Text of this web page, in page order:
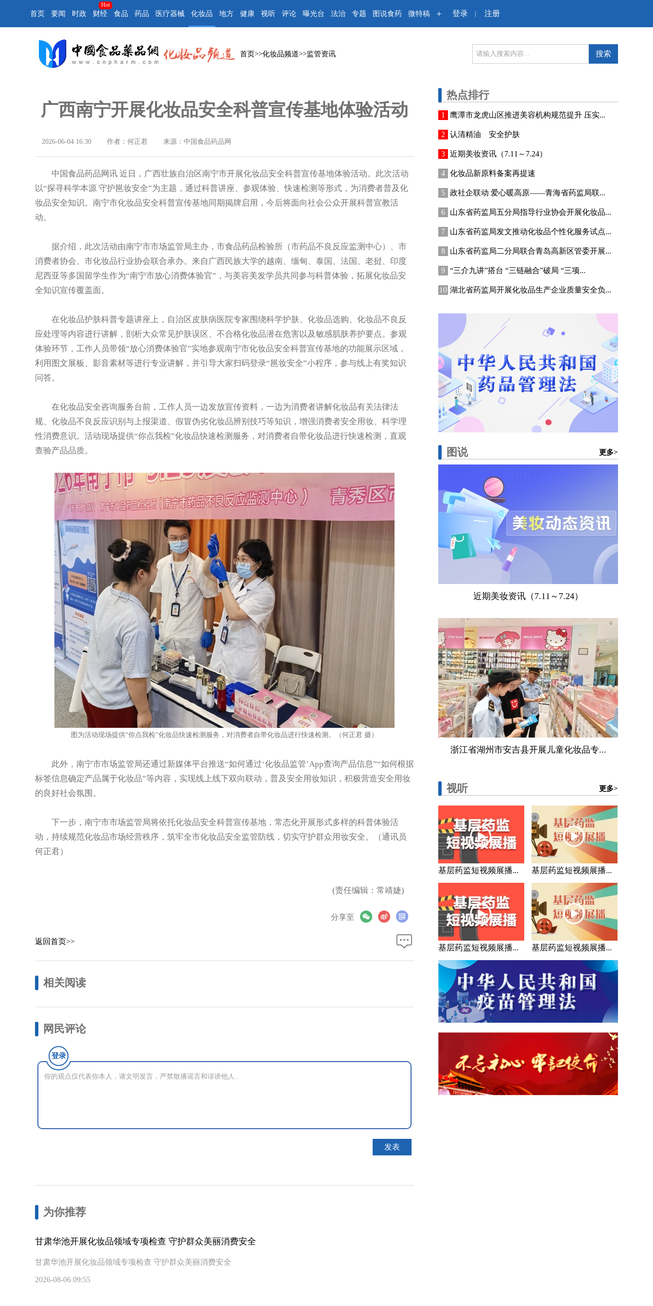
首页 要闻 时政 财经
Hot
食品 药品 医疗器械 化妆品 地方 健康 视听 评论 曝光台 法治 专题 图说食药 微特稿 + 登录 | 注册
首页>>化妆品频道>>监管资讯 搜索
广西南宁开展化妆品安全科普宣传基地体验活动
2026-06-04 16:30 作者：何正君 来源：中国食品药品网
中国食品药品网讯 近日，广西壮族自治区南宁市开展化妆品安全科普宣传基地体验活动。此次活动
以“探寻科学本源 守护邕妆安全”为主题，通过科普讲座、参观体验、快速检测等形式，为消费者普及化
妆品安全知识。南宁市化妆品安全科普宣传基地同期揭牌启用，今后将面向社会公众开展科普宣教活
动。
据介绍，此次活动由南宁市市场监管局主办，市食品药品检验所（市药品不良反应监测中心）、市
消费者协会、市化妆品行业协会联合承办。来自广西民族大学的越南、缅甸、泰国、法国、老挝、印度
尼西亚等多国留学生作为“南宁市放心消费体验官”，与美容美发学员共同参与科普体验，拓展化妆品安
全知识宣传覆盖面。
在化妆品护肤科普专题讲座上，自治区皮肤病医院专家围绕科学护肤、化妆品选购、化妆品不良反
应处理等内容进行讲解，剖析大众常见护肤误区、不合格化妆品潜在危害以及敏感肌肤养护要点。参观
体验环节，工作人员带领“放心消费体验官”实地参观南宁市化妆品安全科普宣传基地的功能展示区域，
利用图文展板、影音素材等进行专业讲解，并引导大家扫码登录“邕妆安全”小程序，参与线上有奖知识
问答。
在化妆品安全咨询服务台前，工作人员一边发放宣传资料，一边为消费者讲解化妆品有关法律法
规、化妆品不良反应识别与上报渠道、假冒伪劣化妆品辨别技巧等知识，增强消费者安全用妆、科学理
性消费意识。活动现场提供“你点我检”化妆品快速检测服务，对消费者自带化妆品进行快速检测，直观
查验产品品质。
图为活动现场提供“你点我检”化妆品快速检测服务，对消费者自带化妆品进行快速检测。（何正君 摄）
此外，南宁市市场监管局还通过新媒体平台推送“如何通过‘化妆品监管’App查询产品信息”“如何根据
标签信息确定产品属于化妆品”等内容，实现线上线下双向联动，普及安全用妆知识，积极营造安全用妆
的良好社会氛围。
下一步，南宁市市场监管局将依托化妆品安全科普宣传基地，常态化开展形式多样的科普体验活
动，持续规范化妆品市场经营秩序，筑牢全市化妆品安全监管防线，切实守护群众用妆安全。（通讯员
何正君）
(责任编辑：常靖婕)
分享至
返回首页>>
相关阅读
网民评论
登录
为你推荐
甘肃华池开展化妆品领域专项检查 守护群众美丽消费安全
甘肃华池开展化妆品领域专项检查 守护群众美丽消费安全
2026-08-06 09:55
热点排行
鹰潭市龙虎山区推进美容机构规范提升 压实...
认清精油 安全护肤
近期美妆资讯（7.11～7.24）
化妆品新原料备案再提速
政社企联动 爱心暖高原——青海省药监局联...
山东省药监局五分局指导行业协会开展化妆品...
山东省药监局发文推动化妆品个性化服务试点...
山东省药监局二分局联合青岛高新区管委开展...
“三介九讲”搭台 “三链融合”破局 “三项...
湖北省药监局开展化妆品生产企业质量安全负...
图说 更多>
近期美妆资讯（7.11～7.24）
浙江省湖州市安吉县开展儿童化妆品专...
视听 更多>
基层药监短视频展播... 基层药监短视频展播...
基层药监短视频展播... 基层药监短视频展播...